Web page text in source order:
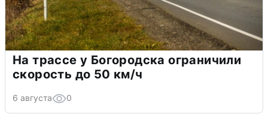
На трассе у Богородска ограничили
скорость до 50 км/ч
6 августа 0